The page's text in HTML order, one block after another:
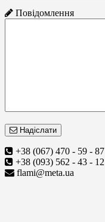
Повідомлення
Надіслати
+38 (067) 470 - 59 - 87
+38 (093) 562 - 43 - 12
flami@meta.ua